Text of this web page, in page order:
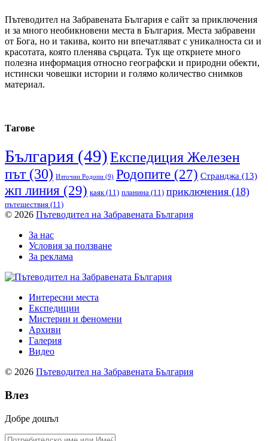
Пътеводител на Забравената България е сайт за приключения
и за много необикновени места в България. Места забравени
от Бога, но и такива, които ни впечатляват с уникалноста си и
красотата, която пленява сърцата. Тук ще откриете много
полезна информация относно географски и природни обекти,
истински човешки истории и голямо количество снимков
материал.
Тагове
България (49)Експедиция Железен
път(30) Източни Родопи (9) Родопите (27) Странджа (13)
жп линия (29) каяк(11) планина (11) приключения (18)
пътешествия (11)
© 2026 Пътеводител на Забравената България
За нас
Условия за ползване
За реклама
Интересни места
Експедиции
Мистерии и феномени
Архиви
Галерия
Видео
© 2026 Пътеводител на Забравената България
Влез
Добре дошъл